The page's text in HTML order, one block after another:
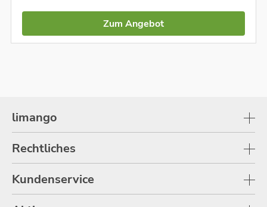
Zum Angebot
limango
Rechtliches
Kundenservice